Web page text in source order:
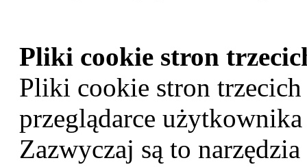
Pliki cookie stron
Pliki cookie stron
przeglądarce
Zazwyczaj są to